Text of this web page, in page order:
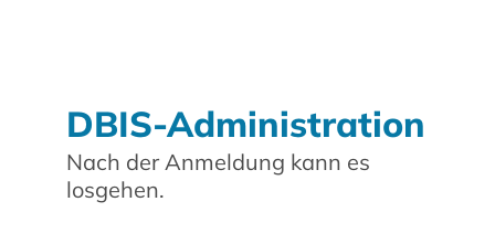
DBIS-Administration
Nach der Anmeldung kann es
losgehen.